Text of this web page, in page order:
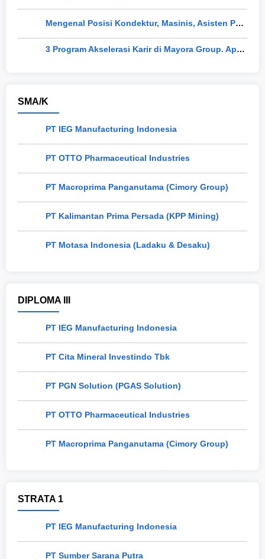
Mengenal Posisi Kondektur, Masinis, Asisten PPKA, Pemeliharaan Sarana dan Prasarana, Polsuska (Polisi Khusus Kereta Api), di PT KAI
3 Program Akselerasi Karir di Mayora Group. Apa Saja? Berikut Penjelasannya
SMA/K
PT IEG Manufacturing Indonesia
PT OTTO Pharmaceutical Industries
PT Macroprima Panganutama (Cimory Group)
PT Kalimantan Prima Persada (KPP Mining)
PT Motasa Indonesia (Ladaku & Desaku)
DIPLOMA III
PT IEG Manufacturing Indonesia
PT Cita Mineral Investindo Tbk
PT PGN Solution (PGAS Solution)
PT OTTO Pharmaceutical Industries
PT Macroprima Panganutama (Cimory Group)
STRATA 1
PT IEG Manufacturing Indonesia
PT Sumber Sarana Putra